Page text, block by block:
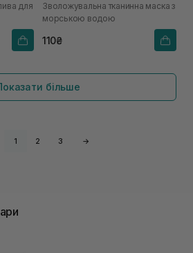
для
мл
Зволожувальна тканинна маска з
морською водою
110₴
більше
1 2 3 →